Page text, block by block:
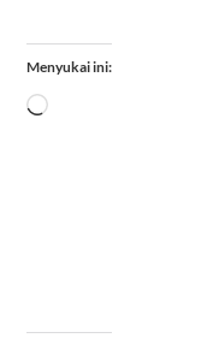
Menyukai ini:
Memuat...